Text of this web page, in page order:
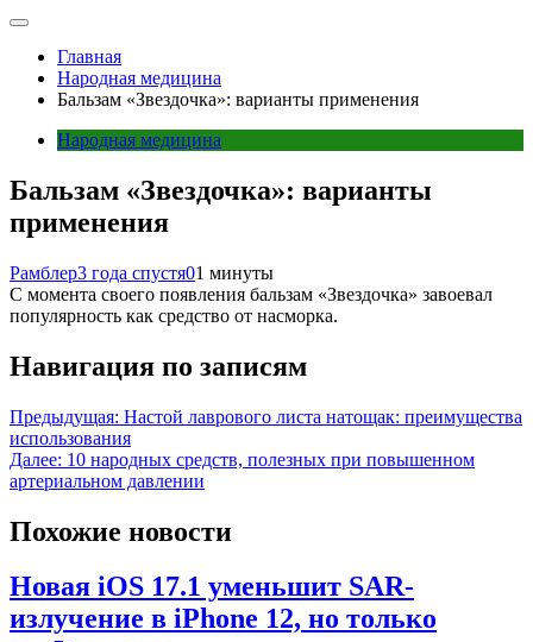
Главная
Народная медицина
Бальзам «Звездочка»: варианты применения
Народная медицина
Бальзам «Звездочка»: варианты
применения
Рамблер3 года спустя01 минуты
С момента своего появления бальзам «Звездочка» завоевал
популярность как средство от насморка.
Навигация по записям
Предыдущая: Настой лаврового листа натощак: преимущества
использования
Далее: 10 народных средств, полезных при повышенном
артериальном давлении
Похожие новости
Новая iOS 17.1 уменьшит SAR-
излучение в iPhone 12, но только